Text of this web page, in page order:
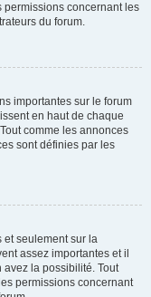
permissions concernant les
du forum.
importantes sur le forum
en haut de chaque
comme les annonces
sont définies par les
et seulement sur la
assez importantes et il
la possibilité. Tout
permissions concernant